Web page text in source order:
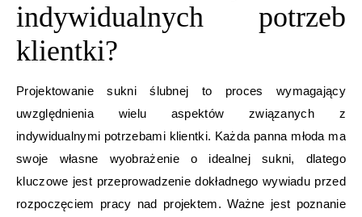
indywidualnych potrzeb
klientki?
Projektowanie sukni ślubnej to proces wymagający
uwzględnienia wielu aspektów związanych z
indywidualnymi potrzebami klientki. Każda panna młoda ma
swoje własne wyobrażenie o idealnej sukni, dlatego
kluczowe jest przeprowadzenie dokładnego wywiadu przed
rozpoczęciem pracy nad projektem. Ważne jest poznanie